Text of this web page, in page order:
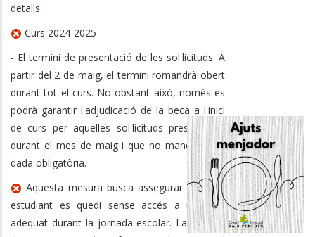
detalls:
Curs 2024-2025
- El termini de presentació de les sol·licituds: A
partir del 2 de maig, el termini romandrà obert
durant tot el curs. No obstant això, només es
podrà garantir l'adjudicació de la beca a l'inici
de curs per aquelles sol·licituds presentades
durant el mes de maig i que no manquin cap
dada obligatòria.
Aquesta mesura busca assegurar que cap
estudiant es quedi sense accés a un àpat
adequat durant la jornada escolar. La igualtat